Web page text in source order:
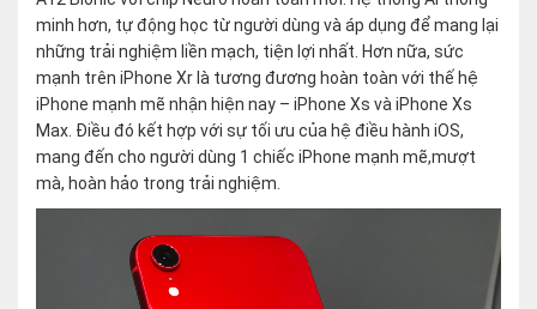
minh hơn, tự động học từ người dùng và áp dụng để mang lại
những trải nghiệm liền mạch, tiện lợi nhất. Hơn nữa, sức
mạnh trên iPhone Xr là tương đương hoàn toàn với thế hệ
iPhone mạnh mẽ nhận hiện nay – iPhone Xs và iPhone Xs
Max. Điều đó kết hợp với sự tối ưu của hệ điều hành iOS,
mang đến cho người dùng 1 chiếc iPhone mạnh mẽ,mượt
mà, hoàn hảo trong trải nghiệm.